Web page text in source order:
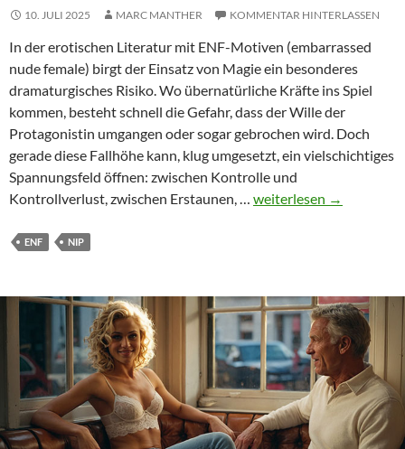
10. JULI 2025 MARC MANTHER KOMMENTAR HINTERLASSEN
In der erotischen Literatur mit ENF-Motiven (embarrassed
nude female) birgt der Einsatz von Magie ein besonderes
dramaturgisches Risiko. Wo übernatürliche Kräfte ins Spiel
kommen, besteht schnell die Gefahr, dass der Wille der
Protagonistin umgangen oder sogar gebrochen wird. Doch
gerade diese Fallhöhe kann, klug umgesetzt, ein vielschichtiges
Spannungsfeld öffnen: zwischen Kontrolle und
Kontrollverlust, zwischen Erstaunen, … Magie
Zauberei
zur
Entblößung
führt
weiterlesen →
ENF NIP